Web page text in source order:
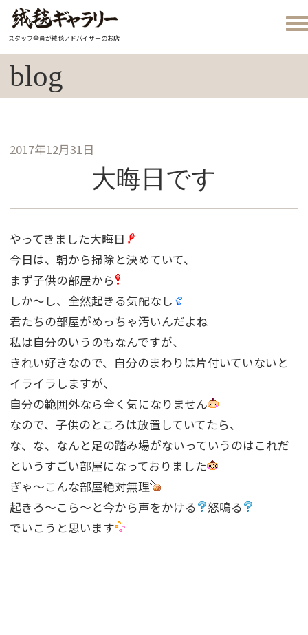
スタッフ全員が絨毯アドバイザーのお店
blog
2017年12月31日
大晦日です
やってきました大晦日
今日は、朝から掃除と決めていて、
まず子供の部屋から
しか〜し、全然起きる気配なし
君たちの部屋がめっちゃ汚いんだよね
私は自分のいうのもなんですが、
きれい好きなので、自分のまわりは片付いていないと
イライラしますが、
自分の範囲外なら全く気になりません
なので、子供のところは放置していてたら、
な、な、なんと足の踏み場がないっていうのはこれだ
というすごい部屋になっておりました
ぎゃ〜こんな部屋絶対無理
起きろ〜こら〜と今から声をかける
怒鳴る
でいこうと思います